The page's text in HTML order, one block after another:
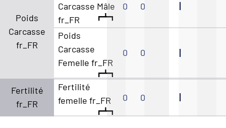
Poids
Carcasse
fr_FR
Carcasse Mâle
fr_FR
0 0
Poids
Carcasse
Femelle fr_FR
0 0
Fertilité
fr_FR
Fertilité
femelle fr_FR
0 0